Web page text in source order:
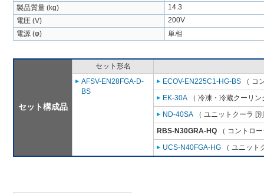
製品質量 (kg)
14.3
電圧 (V)
200V
電源 (φ)
単相
セット構成品
セット形名
AFSV-EN28FGA-D-
BS
ECOV-EN225C1-HG-BS （ コ
EK-30A （ 冷凍・冷蔵クーリ
ND-40SA （ ユニットクーラ [
RBS-N30GRA-HQ （ コントロ
UCS-N40FGA-HG （ ユニット